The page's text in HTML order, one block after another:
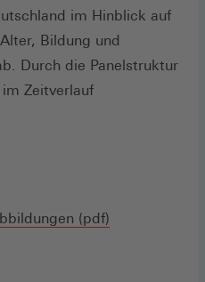
im Hinblick auf
Bildung und
Durch die Panelstruktur
Zeitverlauf
(pdf)